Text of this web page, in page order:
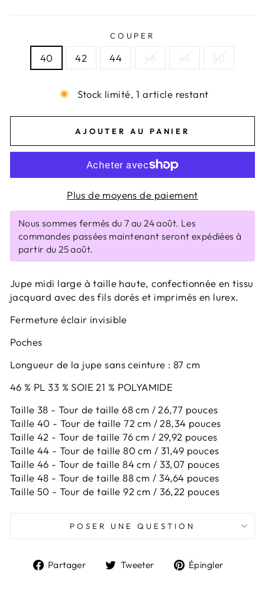
COUPER
40 42 44 46 48 50
Stock limité, 1 article restant
AJOUTER AU PANIER
Plus de moyens de paiement
Nous sommes fermés du 7 au 24 août. Les
commandes passées maintenant seront expédiées à
partir du 25 août.
Jupe midi large à taille haute, confectionnée en tissu
jacquard avec des fils dorés et imprimés en lurex.
Fermeture éclair invisible
Poches
Longueur de la jupe sans ceinture : 87 cm
46 % PL 33 % SOIE 21 % POLYAMIDE
Taille 38 - Tour de taille 68 cm / 26,77 pouces
Taille 40 - Tour de taille 72 cm / 28,34 pouces
Taille 42 - Tour de taille 76 cm / 29,92 pouces
Taille 44 - Tour de taille 80 cm / 31,49 pouces
Taille 46 - Tour de taille 84 cm / 33,07 pouces
Taille 48 - Tour de taille 88 cm / 34,64 pouces
Taille 50 - Tour de taille 92 cm / 36,22 pouces
POSER UNE QUESTION
Partager
PartagerTweeter
TweeterÉpingler